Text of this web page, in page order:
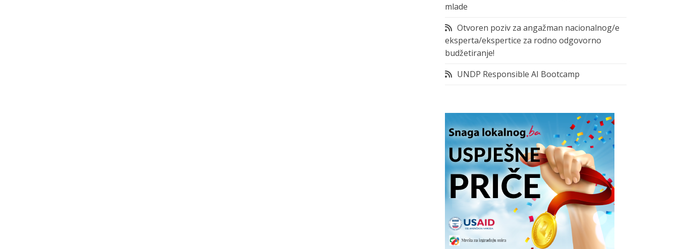
mlade
Otvoren poziv za angažman nacionalnog/e
eksperta/ekspertice za rodno odgovorno
budžetiranje!
UNDP Responsible AI Bootcamp